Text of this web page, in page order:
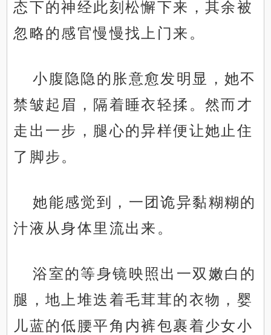
态下的神经此刻松懈下来，其余被
忽略的感官慢慢找上门来。
小腹隐隐的胀意愈发明显，她不
禁皱起眉，隔着睡衣轻揉。然而才
走出一步，腿心的异样便让她止住
了脚步。
她能感觉到，一团诡异黏糊糊的
汁液从身体里流出来。
浴室的等身镜映照出一双嫩白的
腿，地上堆迭着毛茸茸的衣物，婴
儿蓝的低腰平角内裤包裹着少女小